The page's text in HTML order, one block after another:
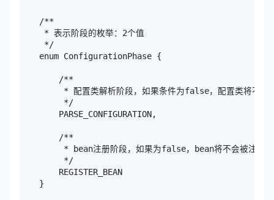
/**
* 表示阶段的枚举：2个值
*/
enum ConfigurationPhase {
/**
* 配置类解析阶段，如果条件为false，配置类将不会
*/
PARSE_CONFIGURATION,
/**
* bean注册阶段，如果为false，bean将不会被注册
*/
REGISTER_BEAN
}